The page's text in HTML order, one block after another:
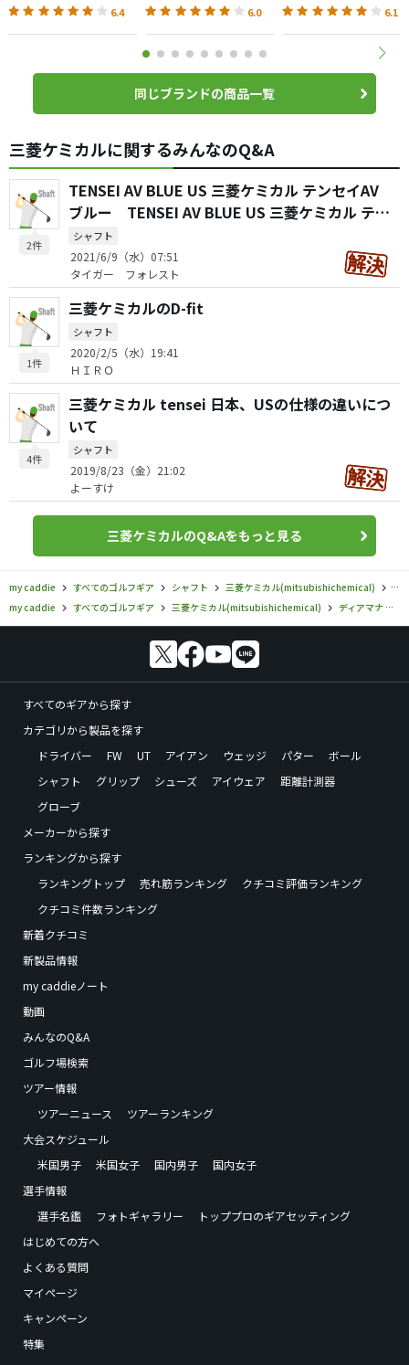
6.4 6.0 6.1
同じブランドの商品一覧
三菱ケミカルに関するみんなのQ&A
2件
TENSEI AV BLUE US 三菱ケミカル テンセイAV
ブルー TENSEI AV BLUE US 三菱ケミカル テン
セイAV RAWブルー
シャフト
2021/6/9（水）07:51
タイガー フォレスト
1件
三菱ケミカルのD-fit
シャフト
2020/2/5（水）19:41
ＨＩＲＯ
4件
三菱ケミカル tensei 日本、USの仕様の違いにつ
いて
シャフト
2019/8/23（金）21:02
よーすけ
三菱ケミカルのQ&Aをもっと見る
my caddie すべてのゴルフギア シャフト 三菱ケミカル(mitsubishichemical)
デ
my caddie
すべてのゴルフギア 三菱ケミカル(mitsubishichemical) ディアマナ
すべてのギアから探す
カテゴリから製品を探す
ドライバー
FW UT アイアン ウェッジ パター
ボール
シャフト
グリップ シューズ アイウェア
距離計測器
グローブ
メーカーから探す
ランキングから探す
ランキングトップ
売れ筋ランキング
クチコミ評価ランキング
クチコミ件数ランキング
新着クチコミ
新製品情報
my caddieノート
動画
みんなのQ&A
ゴルフ場検索
ツアー情報
ツアーニュース
ツアーランキング
大会スケジュール
米国男子
米国女子 国内男子
国内女子
選手情報
選手名鑑
フォトギャラリー
トッププロのギアセッティング
はじめての方へ
よくある質問
マイページ
キャンペーン
特集